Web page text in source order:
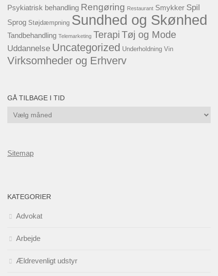
Psykiatrisk behandling Rengøring Restaurant Smykker Spil
Sprog Støjdæmpning Sundhed og Skønhed
Tandbehandling Telemarketing Terapi Tøj og Mode
Uddannelse Uncategorized Underholdning Vin
Virksomheder og Erhverv
GÅ TILBAGE I TID
Gå
Sitemap
KATEGORIER
Advokat
Arbejde
Ældrevenligt udstyr